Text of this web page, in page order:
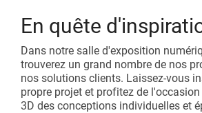
En quête
Dans notre salle d'exposition
trouverez un grand nombre de nos
nos solutions clients. Laissez-vous
propre projet et profitez de
3D des conceptions individuelles et